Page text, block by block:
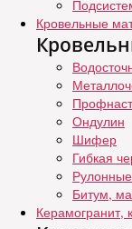
Кровельные
Ондулин
Шифер
Гибкая
Битум,
Керамогранит,